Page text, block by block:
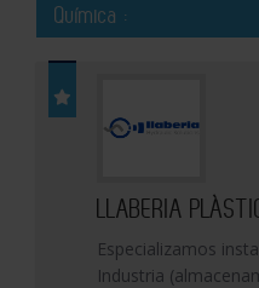
Química :
LLABERIA
Especializamos
Industria